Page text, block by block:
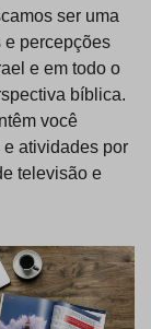
ser uma
e percepções
e em todo o
bíblica.
você
atividades por
televisão e